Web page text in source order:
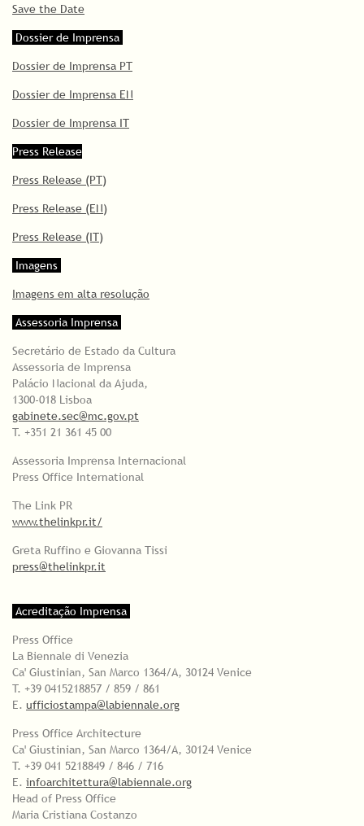
Save the Date
Dossier de Imprensa
Dossier de Imprensa PT
Dossier de Imprensa EN
Dossier de Imprensa IT
Press Release
Press Release (PT)
Press Release (EN)
Press Release (IT)
Imagens
Imagens em alta resolução
Assessoria Imprensa
Secretário de Estado da Cultura
Assessoria de Imprensa
Palácio Nacional da Ajuda,
1300-018 Lisboa
gabinete.sec@mc.gov.pt
T. +351 21 361 45 00
Assessoria Imprensa Internacional
Press Office International
The Link PR
www.thelinkpr.it/
Greta Ruffino e Giovanna Tissi
press@thelinkpr.it
Acreditação Imprensa
Press Office
La Biennale di Venezia
Ca' Giustinian, San Marco 1364/A, 30124 Venice
T. +39 0415218857 / 859 / 861
E. ufficiostampa@labiennale.org
Press Office Architecture
Ca' Giustinian, San Marco 1364/A, 30124 Venice
T. +39 041 5218849 / 846 / 716
E. infoarchitettura@labiennale.org
Head of Press Office
Maria Cristiana Costanzo